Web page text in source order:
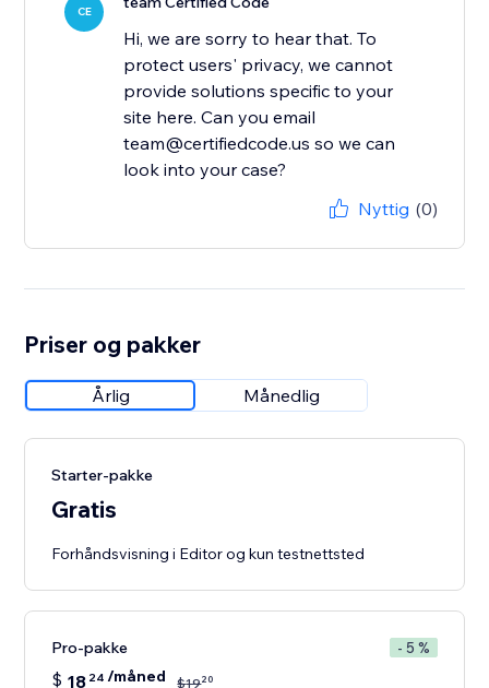
CE
Hi, we are sorry to hear that. To
protect users' privacy, we cannot
provide solutions specific to your
site here. Can you email
team@certifiedcode.us so we can
look into your case?
Nyttig (0)
Priser og pakker
Årlig Månedlig
Starter-pakke
Gratis
Forhåndsvisning i Editor og kun testnettsted
Pro-pakke - 5 %
$ 18 24 /måned $1920